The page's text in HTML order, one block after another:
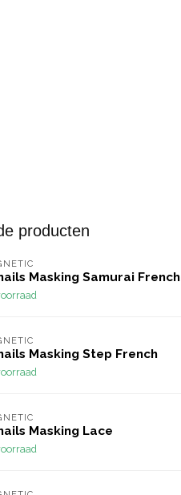
producten
Masking Samurai French
Masking Step French
Masking Lace